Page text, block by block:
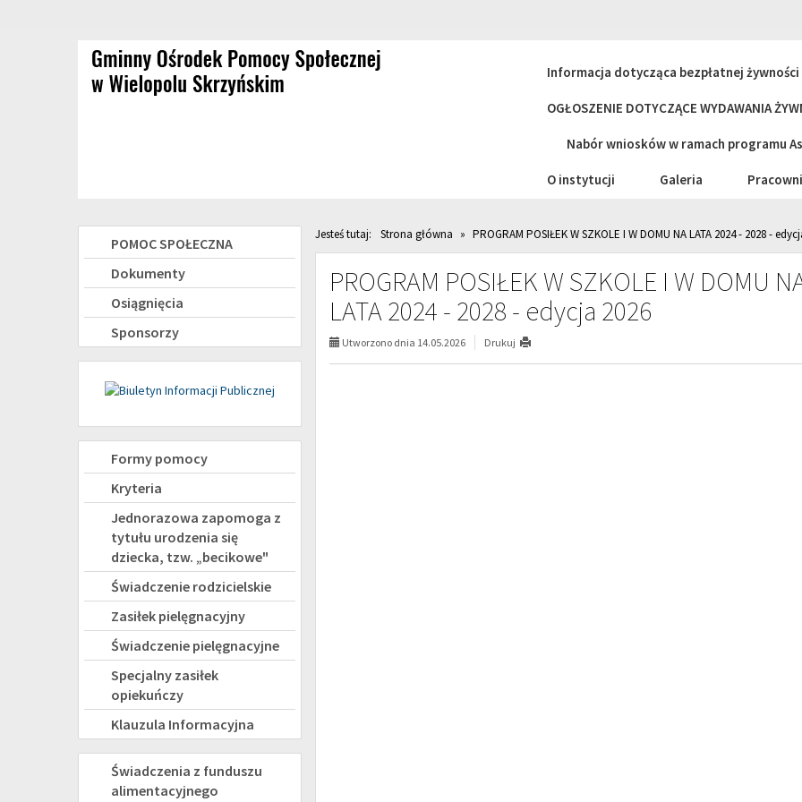
Informacja dotycząca bezpłatnej żywności
OGŁOSZENIE DOTYCZĄCE WYDAWANIA
Nabór wniosków w ramach programu
O instytucji Galeria
Menu
boczne
POMOC SPOŁECZNA
Dokumenty
Osiągnięcia
Sponsorzy
Świadczenia
rodzinne
Formy pomocy
Kryteria
Jednorazowa zapomoga z
tytułu urodzenia się
dziecka, tzw. „becikowe"
Świadczenie rodzicielskie
Zasiłek pielęgnacyjny
Świadczenie pielęgnacyjne
Specjalny zasiłek
opiekuńczy
Klauzula Informacyjna
FUNDUSZ
ALIMENTACYJNY
Świadczenia z funduszu
alimentacyjnego
Jesteś tutaj: Strona główna » PROGRAM POSIŁEK W SZKOLE I W DOMU NA LATA 2024 - 2028 -
PROGRAM POSIŁEK W SZKOLE I W DOMU
LATA 2024 - 2028 - edycja 2026
Utworzono dnia 14.05.2026 Drukuj